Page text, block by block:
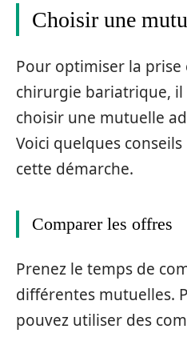
Choisir une
Pour optimiser la prise
chirurgie bariatrique, il
choisir une mutuelle
Voici quelques
cette démarche.
Comparer les offres
Prenez le temps de
différentes mutuelles.
pouvez utiliser des